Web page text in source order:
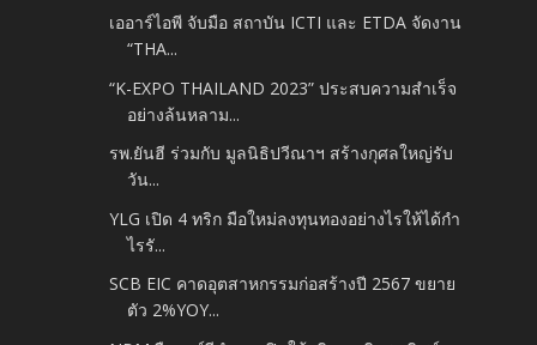
เออาร์ไอพี จับมือ สถาบัน ICTI และ ETDA จัดงาน
“THA...
“K-EXPO THAILAND 2023” ประสบความสำเร็จ
อย่างล้นหลาม...
รพ.ยันฮี ร่วมกับ มูลนิธิปวีณาฯ สร้างกุศลใหญ่รับ
วัน...
YLG เปิด 4 ทริก มือใหม่ลงทุนทองอย่างไรให้ได้กำ
ไรรั...
SCB EIC คาดอุตสาหกรรมก่อสร้างปี 2567 ขยาย
ตัว 2%YOY...